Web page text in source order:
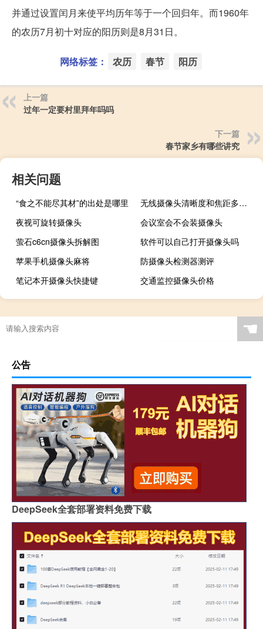
并通过设置闰月来使平均历年等于一个回归年。而1960年
的农历7月初十对应的阳历则是8月31日。
网络标签： 农历 春节 阳历
上一篇
过年一定要村里拜年吗吗
下一篇
春节家乡有哪些讲究
相关问题
“食之不能尽其材”的出处是哪里
无线摄像头清晰度和焦距多少合适
夜视可旋转摄像头
会议室会不会装摄像头
萤石c6cn摄像头拆解图
软件可以自己打开摄像头吗
苹果手机摄像头麻将
防摄像头检测器测评
笔记本开摄像头快捷键
交通监控摄像头价格
☚
公告
DeepSeek全套部署资料免费下载